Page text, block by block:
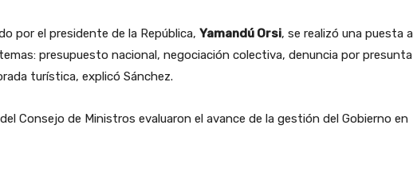
por el presidente de la República, Yamandú Orsi, se realizó una puesta a
presupuesto nacional, negociación colectiva, denuncia por presunta
turística, explicó Sánchez.
Consejo de Ministros evaluaron el avance de la gestión del Gobierno en